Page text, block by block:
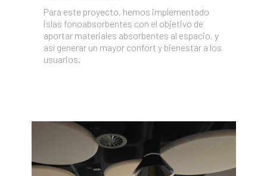
Para este proyecto, hemos implementado
islas fonoabsorbentes con el objetivo de
aportar materiales absorbentes al espacio, y
así generar un mayor confort y bienestar a los
usuarios.